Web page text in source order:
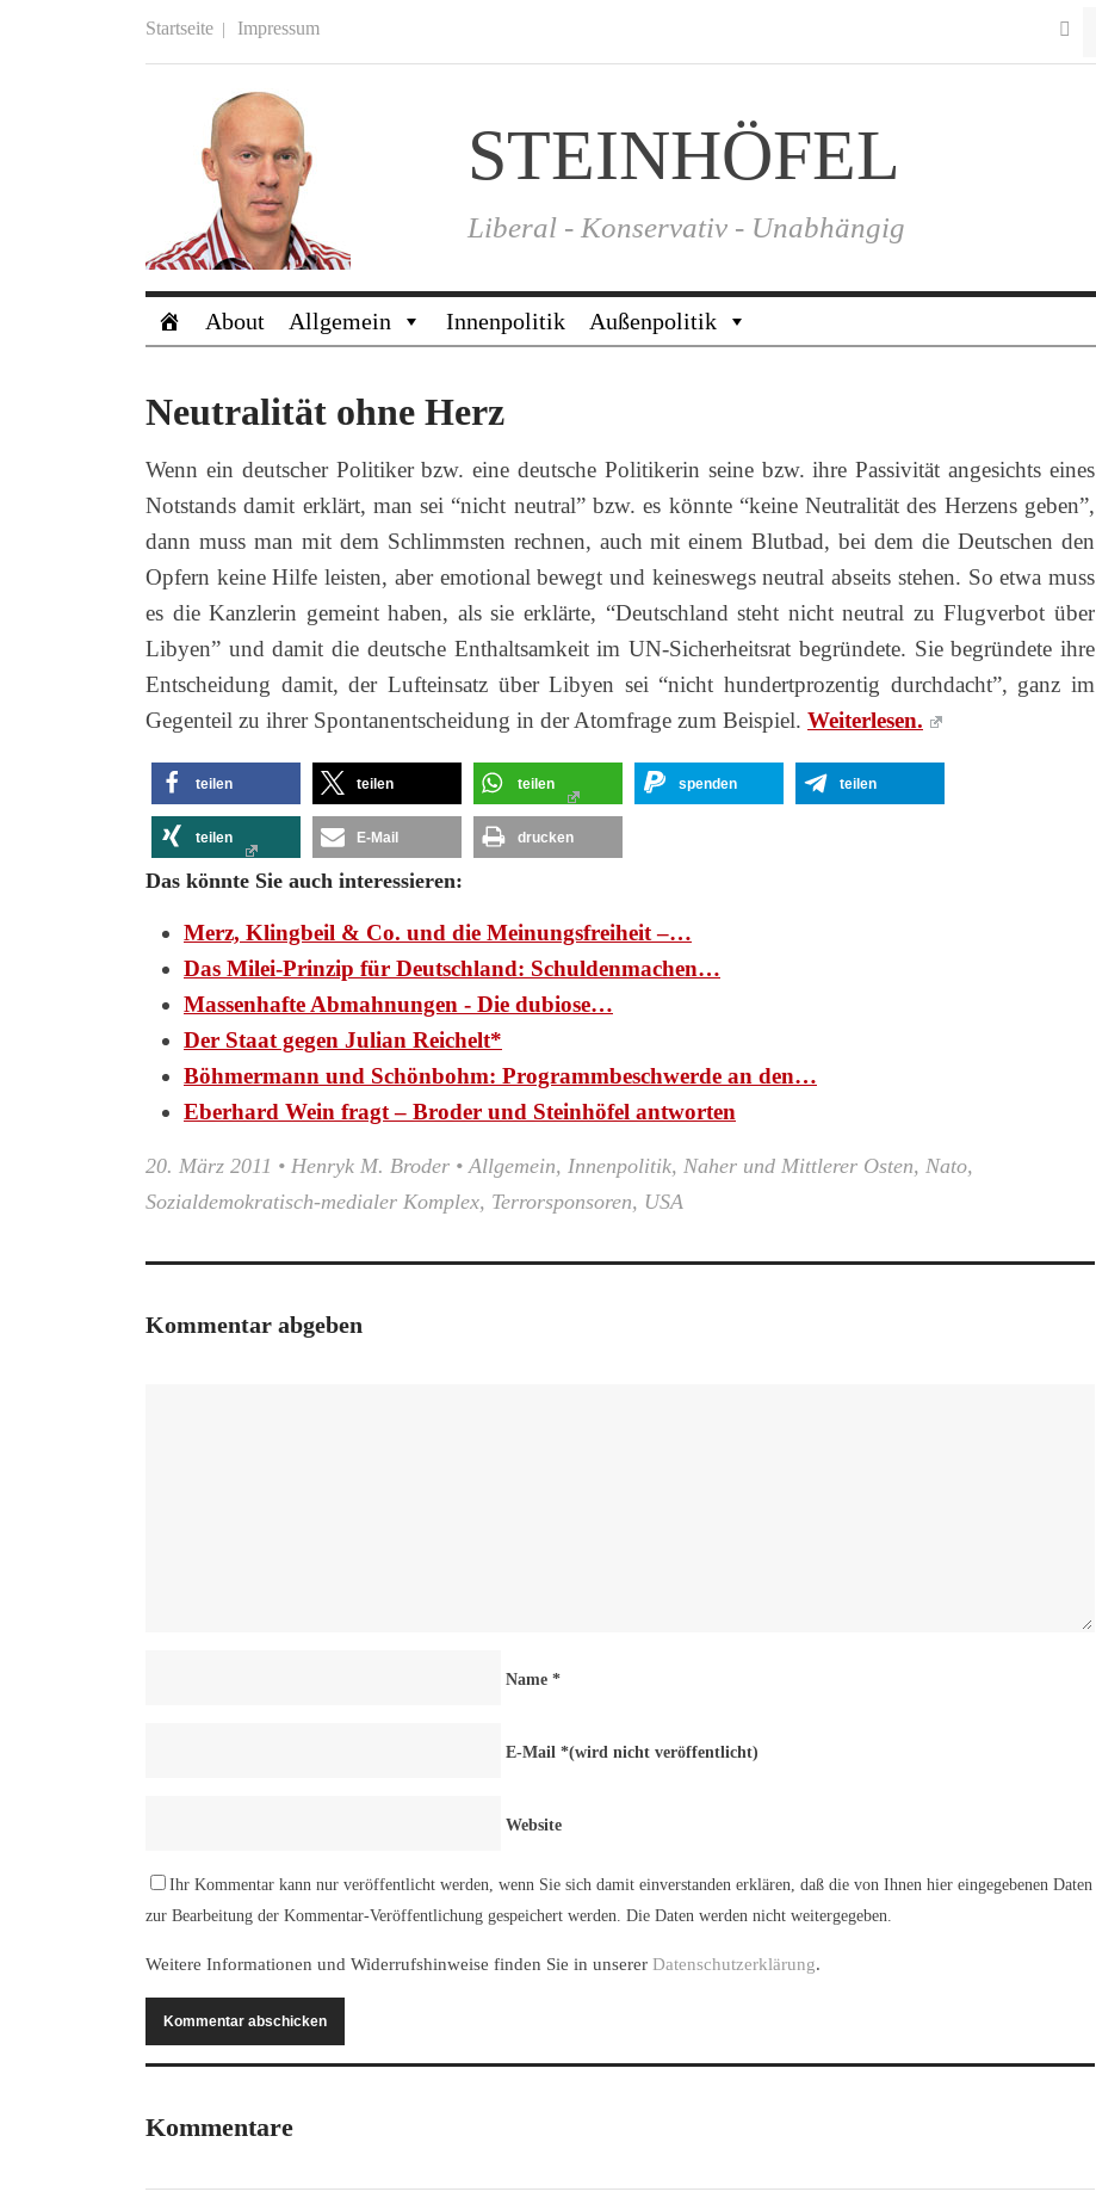
Startseite Impressum
STEINHÖFEL
Liberal - Konservativ - Unabhängig
About Allgemein Innenpolitik Außenpolitik
Neutralität ohne Herz
Wenn ein deutscher Politiker bzw. eine deutsche Politikerin seine bzw. ihre Passivität angesichts eines
Notstands damit erklärt, man sei “nicht neutral” bzw. es könnte “keine Neutralität des Herzens geben”,
dann muss man mit dem Schlimmsten rechnen, auch mit einem Blutbad, bei dem die Deutschen den
Opfern keine Hilfe leisten, aber emotional bewegt und keineswegs neutral abseits stehen. So etwa muss
es die Kanzlerin gemeint haben, als sie erklärte, “Deutschland steht nicht neutral zu Flugverbot über
Libyen” und damit die deutsche Enthaltsamkeit im UN-Sicherheitsrat begründete. Sie begründete ihre
Entscheidung damit, der Lufteinsatz über Libyen sei “nicht hundertprozentig durchdacht”, ganz im
Gegenteil zu ihrer Spontanentscheidung in der Atomfrage zum Beispiel. Weiterlesen.
teilen teilen teilen spenden teilen
teilen E-Mail drucken
Das könnte Sie auch interessieren:
Merz, Klingbeil & Co. und die Meinungsfreiheit –…
Das Milei-Prinzip für Deutschland: Schuldenmachen…
Massenhafte Abmahnungen - Die dubiose…
Der Staat gegen Julian Reichelt*
Böhmermann und Schönbohm: Programmbeschwerde an den…
Eberhard Wein fragt – Broder und Steinhöfel antworten
20. März 2011 • Henryk M. Broder •Allgemein, Innenpolitik, Naher und Mittlerer Osten, Nato,
Sozialdemokratisch-medialer Komplex, Terrorsponsoren, USA
Kommentar abgeben
Name *
E-Mail *(wird nicht veröffentlicht)
Website
Ihr Kommentar kann nur veröffentlicht werden, wenn Sie sich damit einverstanden erklären, daß die von Ihnen hier eingegebenen Daten
zur Bearbeitung der Kommentar-Veröffentlichung gespeichert werden. Die Daten werden nicht weitergegeben.
Weitere Informationen und Widerrufshinweise finden Sie in unserer Datenschutzerklärung.
Kommentare